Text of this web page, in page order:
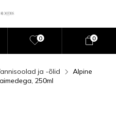
0 0
ja -õlid
Alpine
250ml